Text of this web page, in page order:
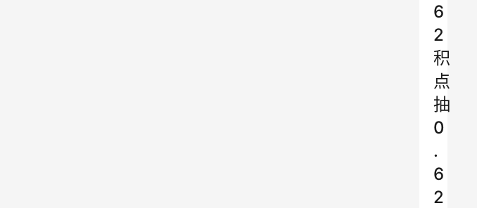
6
2
积
点
抽
0
.
6
2